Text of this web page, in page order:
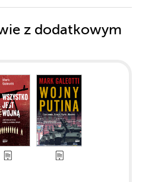
z dodatkowym